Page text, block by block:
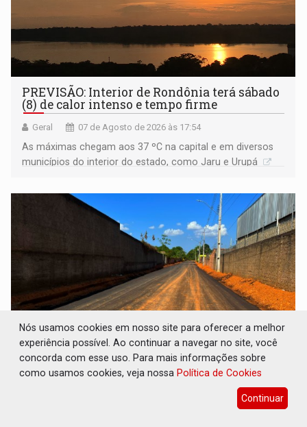
PREVISÃO: Interior de Rondônia terá sábado
(8) de calor intenso e tempo firme
Geral 07 de Agosto de 2026 às 17:54
As máximas chegam aos 37 ºC na capital e em diversos
municípios do interior do estado, como Jaru e Urupá
INFRAESTRUTURA: Após quase 30 anos de
espera, asfalto chega ao bairro Nova
Nós usamos cookies em nosso site para oferecer a melhor
experiência possível. Ao continuar a navegar no site, você
concorda com esse uso. Para mais informações sobre
como usamos cookies, veja nossa Política de Cookies
Continuar